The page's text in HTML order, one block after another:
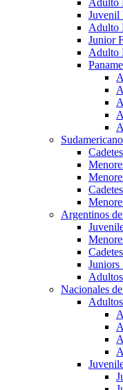
Adulto
Juvenil
Adulto
Junior
Adulto
Argentinos
Juniors
Nacionales
Adultos